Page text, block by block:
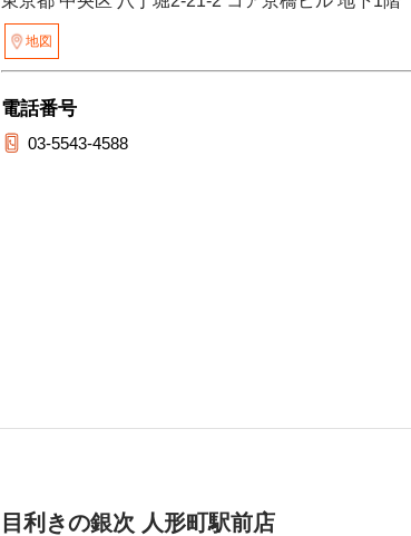
地図
電話番号
03-5543-4588
目利きの銀次 人形町駅前店